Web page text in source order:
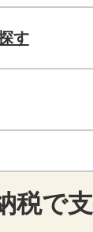
す
税で